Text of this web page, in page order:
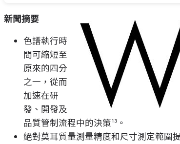
新聞摘要
色譜執行時
間可縮短至
原來的四分
之一，從而
加速在研
發、開發及
品質管制流程中的決策¹³。
絕對莫耳質量測量精度和尺寸測定範圍